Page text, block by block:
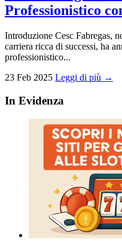
Professionistico
Introduzione Cesc Fabregas,
carriera ricca di successi, ha
professionistico...
23 Feb 2025 Leggi di più →
In Evidenza